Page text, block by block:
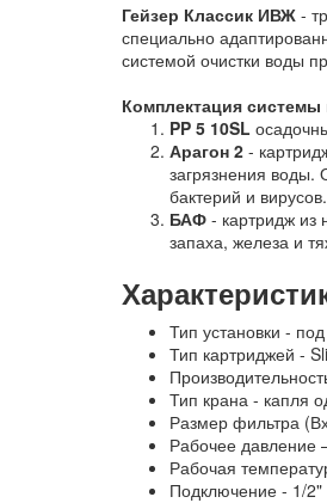
Гейзер Классик ИВЖ -
специально
системой очистки воды
Комплектация
PP 5 10SL
Арагон 2 -
загрязнения воды.
бактерий и вирусов.
БАФ - картридж из
запаха, железа и
Тип установки -
Тип картриджей -
Тип крана - капля
Размер фильтра
Рабочее
Рабочая
Подключение - 1/2"